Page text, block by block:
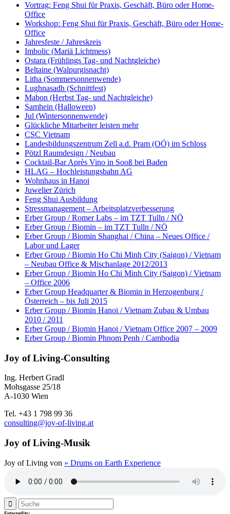
Vortrag: Feng Shui für Praxis, Geschäft, Büro oder Home-
Office
Workshop: Feng Shui für Praxis, Geschäft, Büro oder Home-
Office
Jahresfeste / Jahreskreis
Imbolic (Mariä Lichtmess)
Ostara (Frühlings Tag- und Nachtgleiche)
Beltaine (Walpurgisnacht)
Litha (Sommersonnenwende)
Lughnasadh (Schnittfest)
Mabon (Herbst Tag- und Nachtgleiche)
Samhein (Halloween)
Jul (Wintersonnenwende)
Glückliche Mitarbeiter leisten mehr
CSC Vietnam
Landesbildungszentrum Zell a.d. Pram (OÖ) im Schloss
Pötzl Raumdesign / Neubau
Cocktail-Bar Après Vino in Sooß bei Baden
HLAG – Hochleistungsbahn AG
Wohnhaus in Hanoi
Juwelier Zürich
Feng Shui Ausbildung
Stressmanagement – Arbeitsplatzverbesserung
Erber Group / Romer Labs – im TZT Tulln / NÖ
Erber Group / Biomin – im TZT Tulln / NÖ
Erber Group / Biomin Shanghai / China – Neues Office /
Labor und Lager
Erber Group / Biomin Ho Chi Minh City (Saigon) / Vietnam
– Neubau Office & Mischanlage 2012/2013
Erber Group / Biomin Ho Chi Minh City (Saigon) / Vietnam
– Office 2006
Erber Group Headquarter & Biomin in Herzogenburg /
Österreich – bis Juli 2015
Erber Group / Biomin Hanoi / Vietnam Zubau & Umbau
2010 / 2011
Erber Group / Biomin Hanoi / Vietnam Office 2007 – 2009
Erber Group / Biomin Phnom Penh / Cambodia
Joy of Living-Consulting
Ing. Herbert Gradl
Mohsgasse 25/18
A-1030 Wien
Tel. +43 1 798 99 36
consulting@joy-of-living.at
Joy of Living-Musik
Joy of Living von » Drums on Earth Experience